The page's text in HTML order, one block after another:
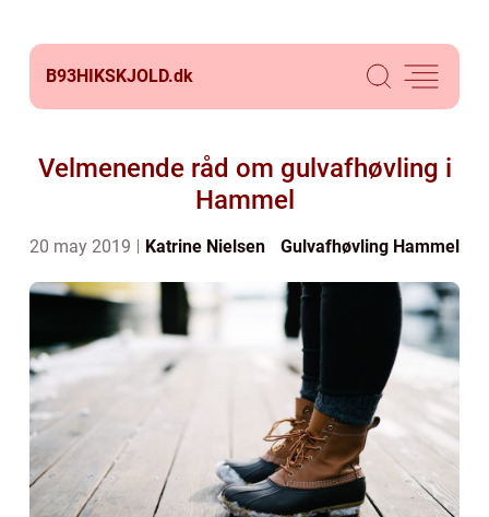
B93HIKSKJOLD.dk
Velmenende råd om gulvafhøvling i
Hammel
20 may 2019 Katrine Nielsen Gulvafhøvling Hammel